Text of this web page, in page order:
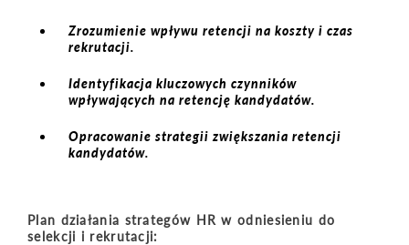
Zrozumienie wpływu retencji na koszty i czas
rekrutacji.
Identyfikacja kluczowych czynników
wpływających na retencję kandydatów.
Opracowanie strategii zwiększania retencji
kandydatów.
Plan działania strategów HR w odniesieniu do
selekcji i rekrutacji: